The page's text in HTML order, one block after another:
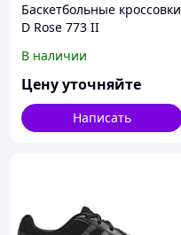
Баскетбольные кроссовки
D Rose 773 II
В наличии
Цену уточняйте
Написать